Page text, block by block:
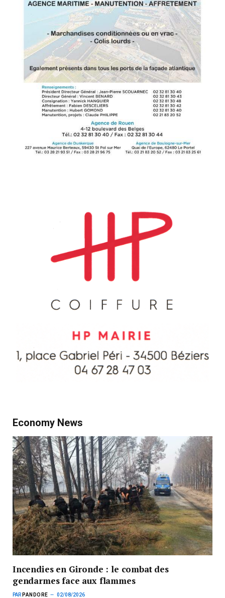
Economy News
Incendies en Gironde : le combat des
gendarmes face aux flammes
PAR PANDORE 02/08/2026